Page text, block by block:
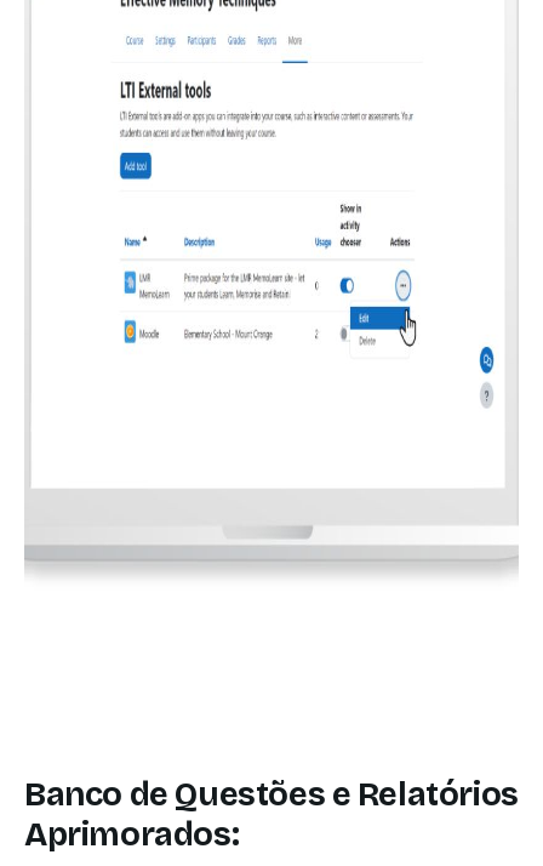
Banco de Questões e Relatórios
Aprimorados: